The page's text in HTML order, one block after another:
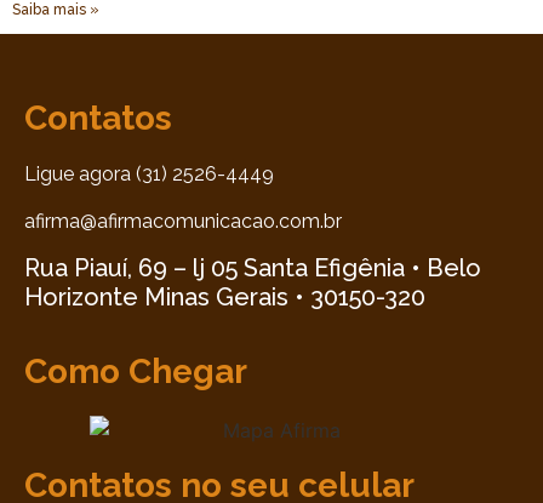
Saiba mais »
Contatos
Ligue agora (31) 2526-4449
afirma@afirmacomunicacao.com.br
Rua Piauí, 69 – lj 05 Santa Efigênia • Belo
Horizonte Minas Gerais • 30150-320
Como Chegar
Contatos no seu celular